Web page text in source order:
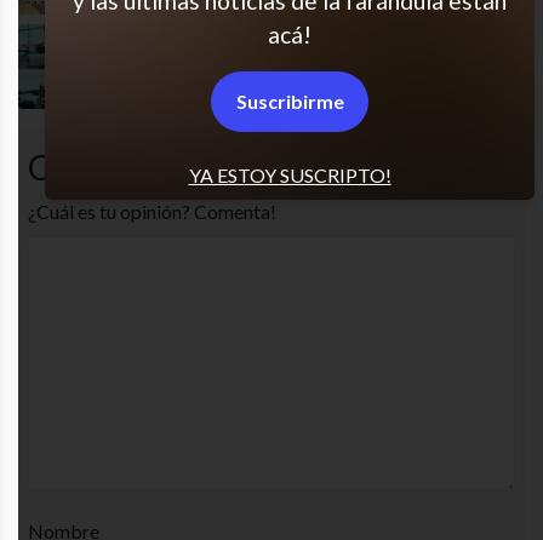
Comentarios
¿Cuál es tu opinión? Comenta!
Nombre
YA ESTOY SUSCRIPTO!
acá!
Suscribirme